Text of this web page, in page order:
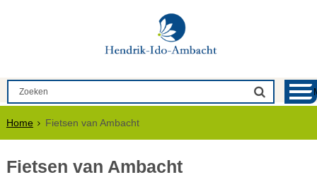
Home Fietsen van Ambacht
Fietsen van Ambacht